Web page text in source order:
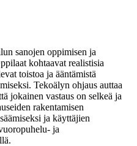
sanojen oppimisen ja
kohtaavat realistisia
toistoa ja ääntämistä
Tekoälyn ohjaus auttaa
jokainen vastaus on selkeä ja
rakentamisen
ja käyttäjien
ja